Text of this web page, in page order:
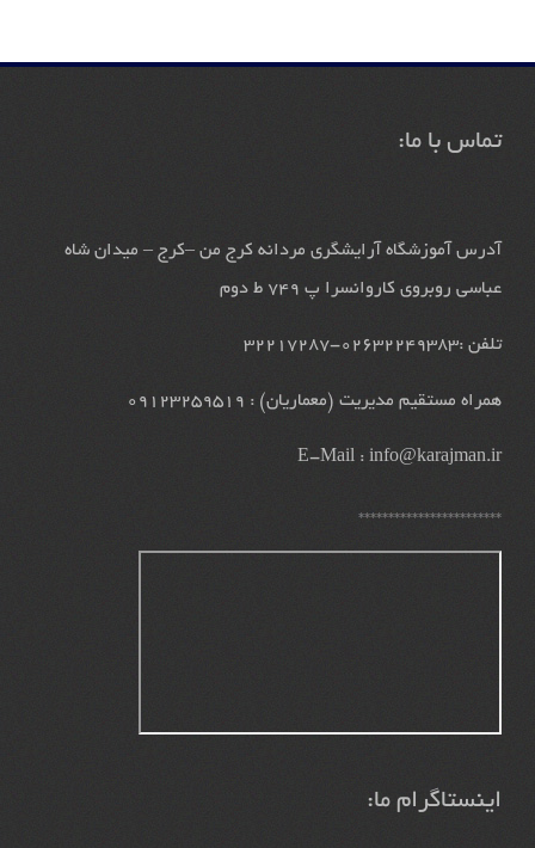
تماس با ما:
آدرس آموزشگاه آرایشگری مردانه کرج من –کرج – میدان شاه
عباسی روبروی کاروانسرا پ 749 ط دوم
تلفن :02632249383-32217287
همراه مستقیم مدیریت (معماریان) : 09123259519
E-Mail :info@karajman.ir
************************
اینستاگرام ما: